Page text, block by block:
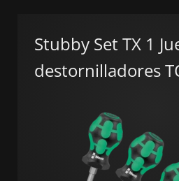
Stubby Set TX 1
destornilladores